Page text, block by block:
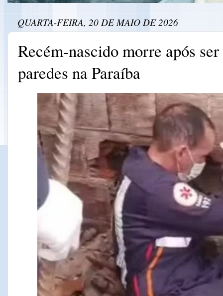
QUARTA-FEIRA, 20 DE MAIO DE 2026
Recém-nascido morre após
paredes na Paraíba